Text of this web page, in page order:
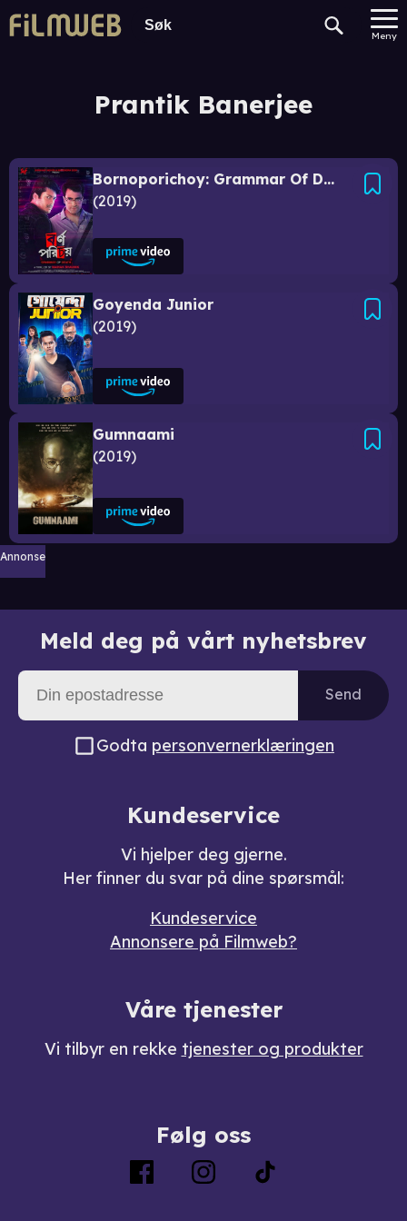
Meny
Prantik Banerjee
Bornoporichoy: Grammar Of Death
2019
Goyenda Junior
2019
Gumnaami
2019
Annonse
Meld deg på vårt nyhetsbrev
Send
Godta personvernerklæringen
Kundeservice
Vi hjelper deg gjerne.
Her finner du svar på dine spørsmål:
Kundeservice
Annonsere på Filmweb?
Våre tjenester
Vi tilbyr en rekke tjenester og produkter
Følg oss